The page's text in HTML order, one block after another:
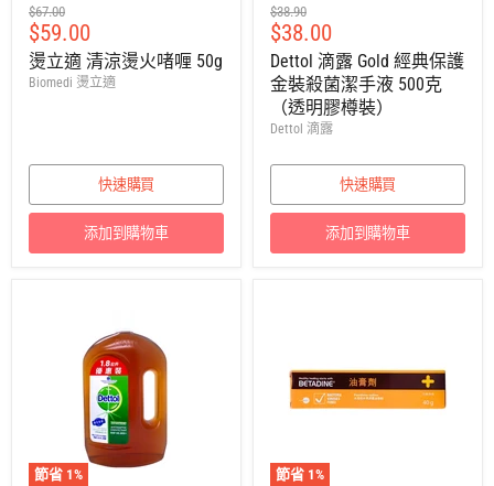
建
議
零
售
價
$67.00
售
價
$59.00
燙立適 清涼燙火啫喱 50g
Biomedi 燙立適
快速購買
添加到購物車
建
議
零
售
價
$38.90
售
價
$38.00
Dettol 滴露 Gold 經典保護
金裝殺菌潔手液 500克
（透明膠樽裝）
Dettol 滴露
快速購買
添加到購物車
節省 1%
節省 1%